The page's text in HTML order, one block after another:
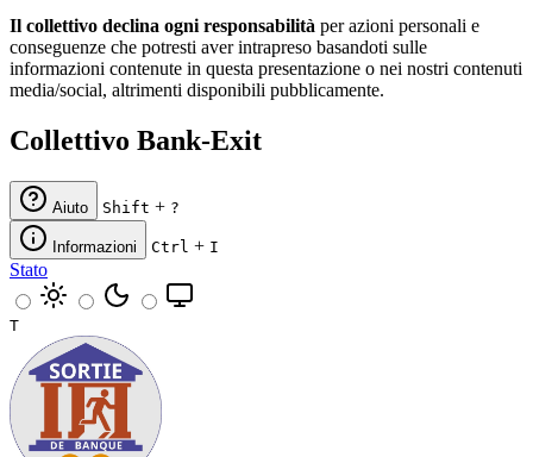
Il collettivo declina ogni responsabilità per azioni personali e
conseguenze che potresti aver intrapreso basandoti sulle
informazioni contenute in questa presentazione o nei nostri contenuti
media/social, altrimenti disponibili pubblicamente.
Collettivo Bank-Exit
Aiuto Shift + ?
Informazioni Ctrl + I
Stato
T